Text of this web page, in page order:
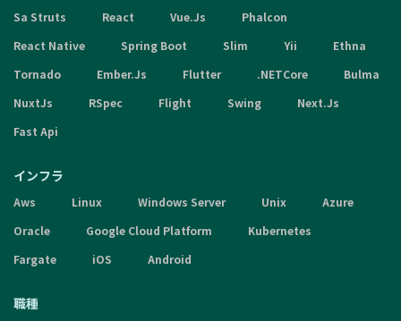
Sa Struts
React Vue.Js
Phalcon
React Native
Spring Boot Slim Yii
Ethna
Tornado
Ember.Js Flutter .NETCore
Bulma
NuxtJs
RSpec Flight Swing
Next.Js
Fast Api
インフラ
Aws Linux Windows Server Unix
Azure
Oracle
Google Cloud Platform
Kubernetes
Fargate
iOS Android
職種